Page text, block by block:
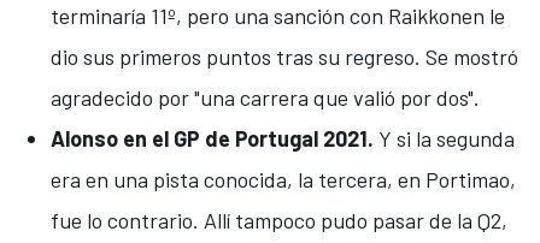
terminaría 11º, pero una sanción con Raikkonen le
dio sus primeros puntos tras su regreso. Se mostró
agradecido por "una carrera que valió por dos".
Alonso en el GP de Portugal 2021. Y si la segunda
era en una pista conocida, la tercera, en Portimao,
fue lo contrario. Allí tampoco pudo pasar de la Q2,